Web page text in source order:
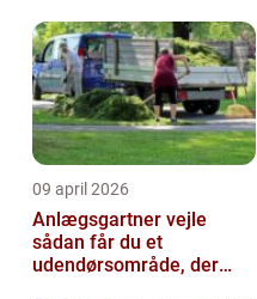
09 april 2026
Anlægsgartner vejle
sådan får du et
udendørsområde, der